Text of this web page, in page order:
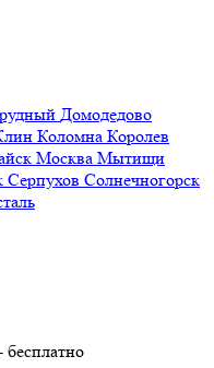
Домодедово
Коломна Королев
Москва Мытищи
Серпухов Солнечногорск
бесплатно